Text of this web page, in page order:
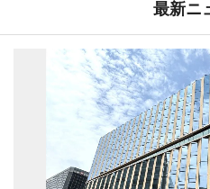
最新ニ